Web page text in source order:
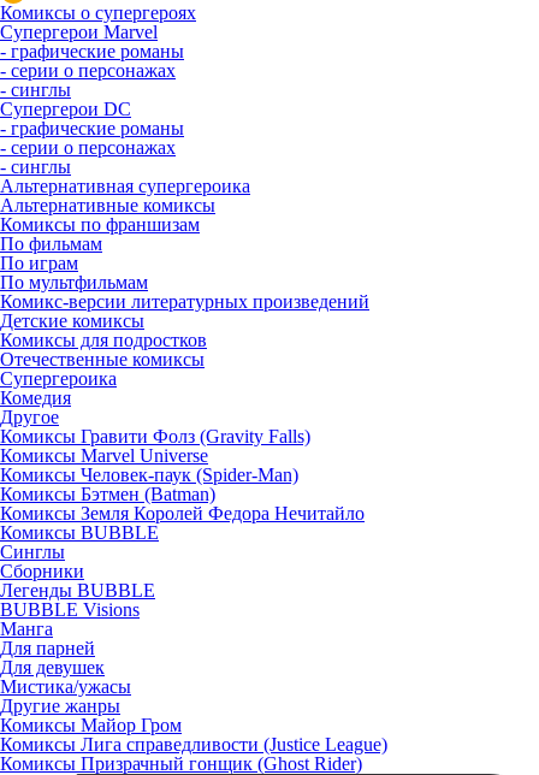
Комиксы о супергероях
Супергерои Marvel
- графические романы
- серии о персонажах
- синглы
Супергерои DC
- графические романы
- серии о персонажах
- синглы
Альтернативная супергероика
Альтернативные комиксы
Комиксы по франшизам
По фильмам
По играм
По мультфильмам
Комикс-версии литературных произведений
Детские комиксы
Комиксы для подростков
Отечественные комиксы
Супергероика
Комедия
Другое
Комиксы Гравити Фолз (Gravity Falls)
Комиксы Marvel Universe
Комиксы Человек-паук (Spider-Man)
Комиксы Бэтмен (Batman)
Комиксы Земля Королей Федора Нечитайло
Комиксы BUBBLE
Синглы
Сборники
Легенды BUBBLE
BUBBLE Visions
Манга
Для парней
Для девушек
Мистика/ужасы
Другие жанры
Комиксы Майор Гром
Комиксы Лига справедливости (Justice League)
Комиксы Призрачный гонщик (Ghost Rider)